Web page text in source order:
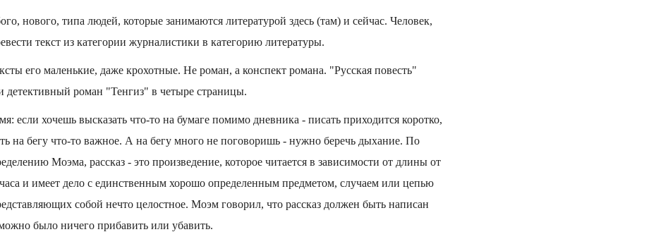
нового, типа людей, которые занимаются литературой здесь (там) и сейчас. Человек,
текст из категории журналистики в категорию литературы.
его маленькие, даже крохотные. Не роман, а конспект романа. "Русская повесть"
детективный роман "Тенгиз" в четыре страницы.
если хочешь высказать что-то на бумаге помимо дневника - писать приходится коротко,
на бегу что-то важное. А на бегу много не поговоришь - нужно беречь дыхание. По
Моэма, рассказ - это произведение, которое читается в зависимости от длины от
и имеет дело с единственным хорошо определенным предметом, случаем или цепью
собой нечто целостное. Моэм говорил, что рассказ должен быть написан
было ничего прибавить или убавить.